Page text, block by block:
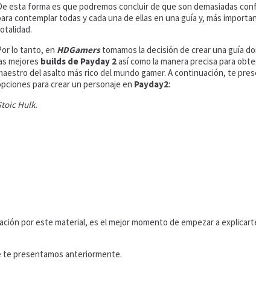
esta forma es que podremos concluir de que son demasiadas
contemplar todas y cada una de ellas en una guía y, más
lo tanto, en HDGamerstomamos la decisión de crear una guía
mejores builds de Payday 2así como la manera precisa para
del asalto más rico del mundo gamer. A continuación, te
para crear un personaje en Payday2:
Hulk.
por este material, es el mejor momento de empezar a
te presentamos anteriormente.